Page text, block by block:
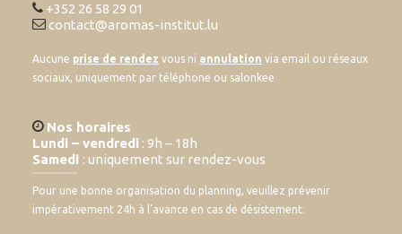
+352 26 58 29 01
contact@aromas-institut.lu
Aucune prise de rendez vous ni annulation via email ou réseaux
sociaux, uniquement par téléphone ou salonkee
Nos horaires
Lundi – vendredi : 9h – 18h
Samedi : uniquement sur rendez-vous
Pour une bonne organisation du planning, veuillez prévenir
impérativement 24h à l’avance en cas de désistement.